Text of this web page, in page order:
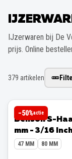
IJzerwaren bij De
prijs. Online
379 artikelen
−50%actie
BENSON
Benson S-
mm - 3/16
47 MM 80 MM